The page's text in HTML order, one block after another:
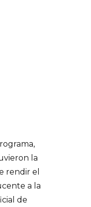
la
rendir el
a la
de